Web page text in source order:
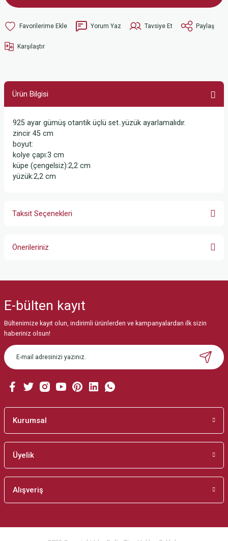
Yorum Yaz Tavsiye Et Paylaş
Karşılaştır
Ürün Bilgisi
925 ayar gümüş otantik üçlü set..yüzük ayarlamalıdır.
zincir 45 cm
boyut:
kolye çapı:3 cm
küpe (çengelsiz):2,2 cm
yüzük:2,2 cm
Taksit Seçenekleri
Önerileriniz
Görüş ve önerileriniz için teşekkür ederiz.
Ürün resmi kalitesiz, bozuk veya görüntülenemiyor.
Ürün açıklamasında eksik bilgiler bulunuyor.
Ürün bilgilerinde hatalar bulunuyor.
Bu ürüne benzer farklı alternatifler olmalı.
E-bülten kayıt
Bültenimize kayıt olun, indirimli ürünlerden ve kampanyalardan ilk sizin
haberiniz olsun!
Kurumsal
Üyelik
Alışveriş